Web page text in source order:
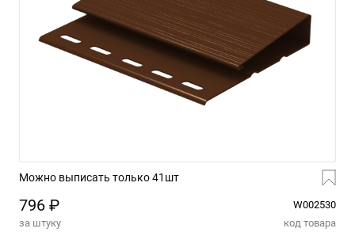
Можно выписать только 41шт
796 ₽
W002530
за штуку
код товара